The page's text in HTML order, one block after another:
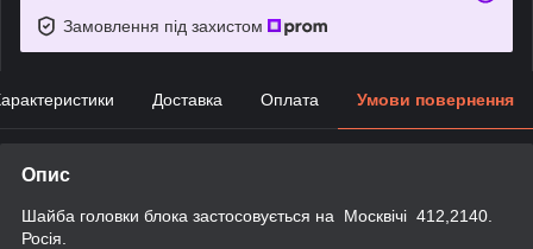
Замовлення під захистом
Доставка Оплата Умови повернення
Опис
Шайба головки блока застосовується на Москвічі 412,2140.
Росія.